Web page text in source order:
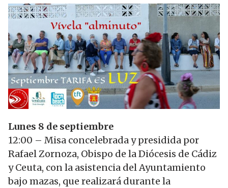
Lunes 8 de septiembre
12:00 – Misa concelebrada y presidida por
Rafael Zornoza, Obispo de la Diócesis de Cádiz
y Ceuta, con la asistencia del Ayuntamiento
bajo mazas, que realizará durante la